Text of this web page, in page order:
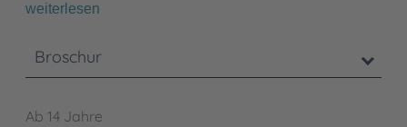
weiterlesen
Broschur
Ab 14 Jahre